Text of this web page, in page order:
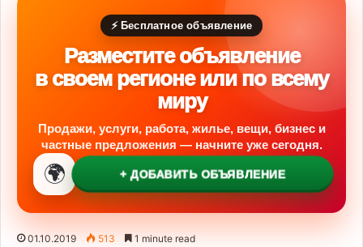
⚡ Бесплатное объявление
Разместите объявление
в своем регионе или по всему
миру
Продажи, услуги, работа, жилье, вещи, бизнес и
частные предложения — начните уже сегодня.
🌍 + ДОБАВИТЬ ОБЪЯВЛЕНИЕ
01.10.2019 513 1 minute read